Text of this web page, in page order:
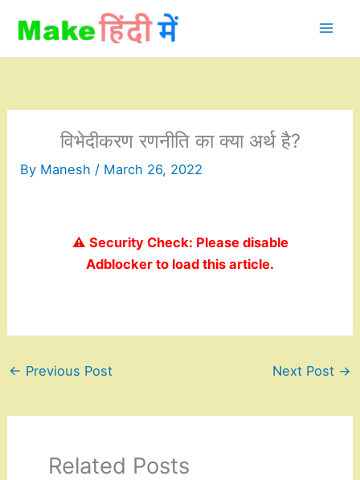
content
विभेदीकरण रणनीति का क्या अर्थ है?
By Manesh / March 26, 2022
⚠️ Security Check: Please disable
Adblocker to load this article.
← Previous Post Next Post →
Related Posts